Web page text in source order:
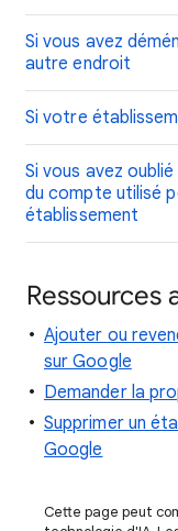
Si vous avez
autre endroit
Si votre
Si vous avez
du compte utilisé
établissement
Ressources
Ajouter ou
sur Google
Demander la
Supprimer un
Google
Cette page peut